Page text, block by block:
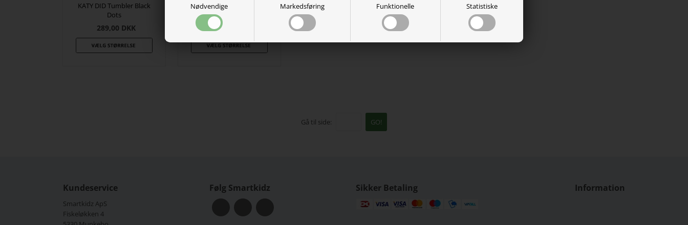
Nødvendige Markedsføring Funktionelle Statistiske
KATY DID Tumbler Black
Dots
289,00 DKK
KATY DID Taske Til
Tumbler
139,00
Gå til side: GO!
Kundeservice
Smartkidz ApS
Fiskeløkken 4
Følg Smartkidz Sikker Betaling Information